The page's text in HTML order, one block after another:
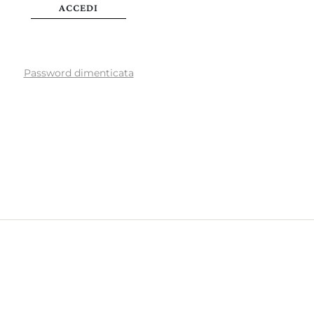
ACCEDI
Password dimenticata